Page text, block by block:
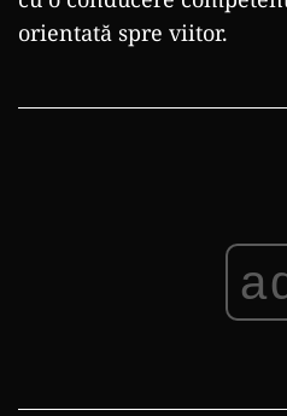
orientată spre viitor.